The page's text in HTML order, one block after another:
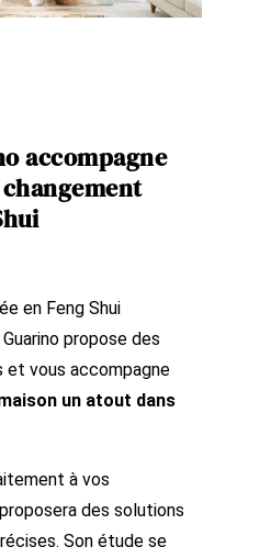
accompagne
en Feng Shui
propose des
vous accompagne
un atout dans
à vos
des solutions
Son étude se